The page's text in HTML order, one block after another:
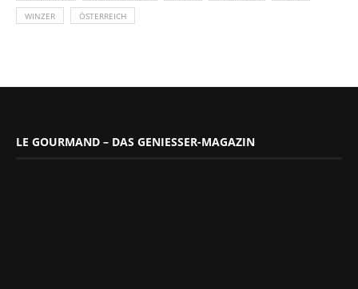
WINZER ÖSTERREICH
LE GOURMAND – DAS GENIESSER-MAGAZIN